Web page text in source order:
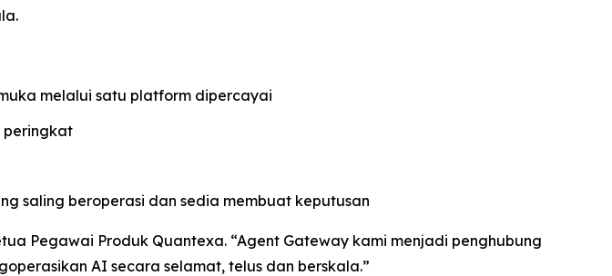
melalui satu platform dipercayai
peringkat
saling beroperasi dan sedia membuat keputusan
Pegawai Produk Quantexa. “Agent Gateway kami menjadi penghubung
AI secara selamat, telus dan berskala.”